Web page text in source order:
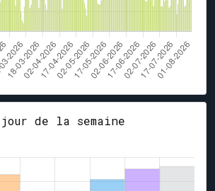
de la semaine